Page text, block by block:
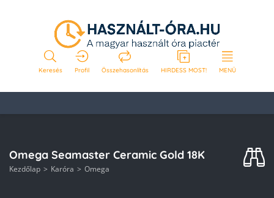
Keresés Profil Összehasonlítás HIRDESS MOST! MENÜ
Omega Seamaster Ceramic Gold 18K
Kezdőlap Karóra Omega